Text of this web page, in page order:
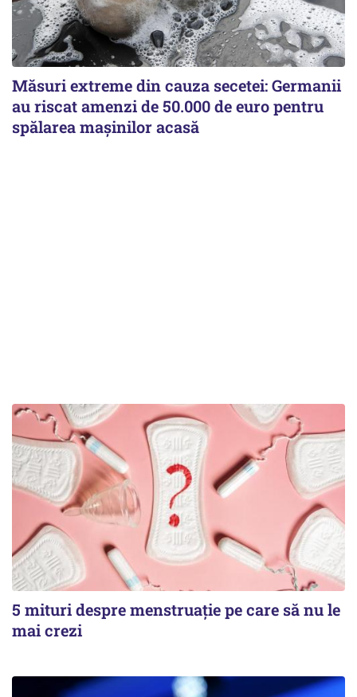
Măsuri extreme din cauza secetei: Germanii
au riscat amenzi de 50.000 de euro pentru
spălarea mașinilor acasă
5 mituri despre menstruație pe care să nu le
mai crezi